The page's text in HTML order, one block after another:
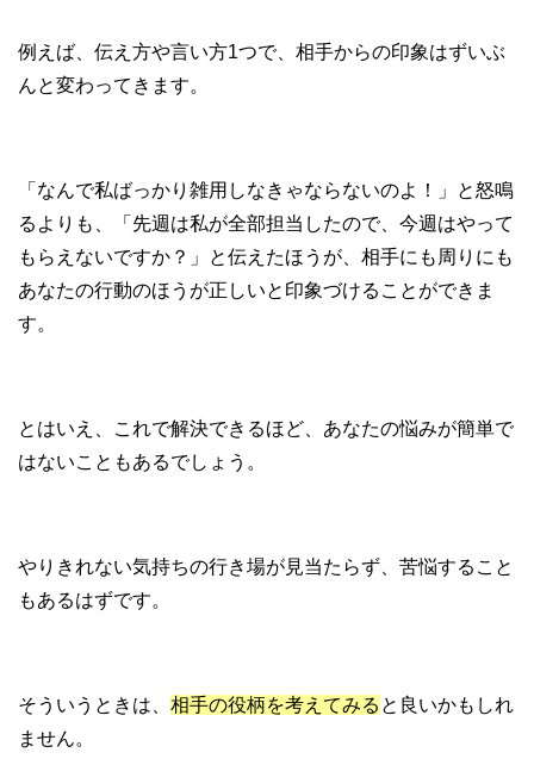
例えば、伝え方や言い方1つで、相手からの印象はずいぶ
んと変わってきます。
「なんで私ばっかり雑用しなきゃならないのよ！」と怒鳴
るよりも、「先週は私が全部担当したので、今週はやって
もらえないですか？」と伝えたほうが、相手にも周りにも
あなたの行動のほうが正しいと印象づけることができま
す。
とはいえ、これで解決できるほど、あなたの悩みが簡単で
はないこともあるでしょう。
やりきれない気持ちの行き場が見当たらず、苦悩すること
もあるはずです。
そういうときは、 相手の役柄を考えてみる と良いかもしれ
ません。